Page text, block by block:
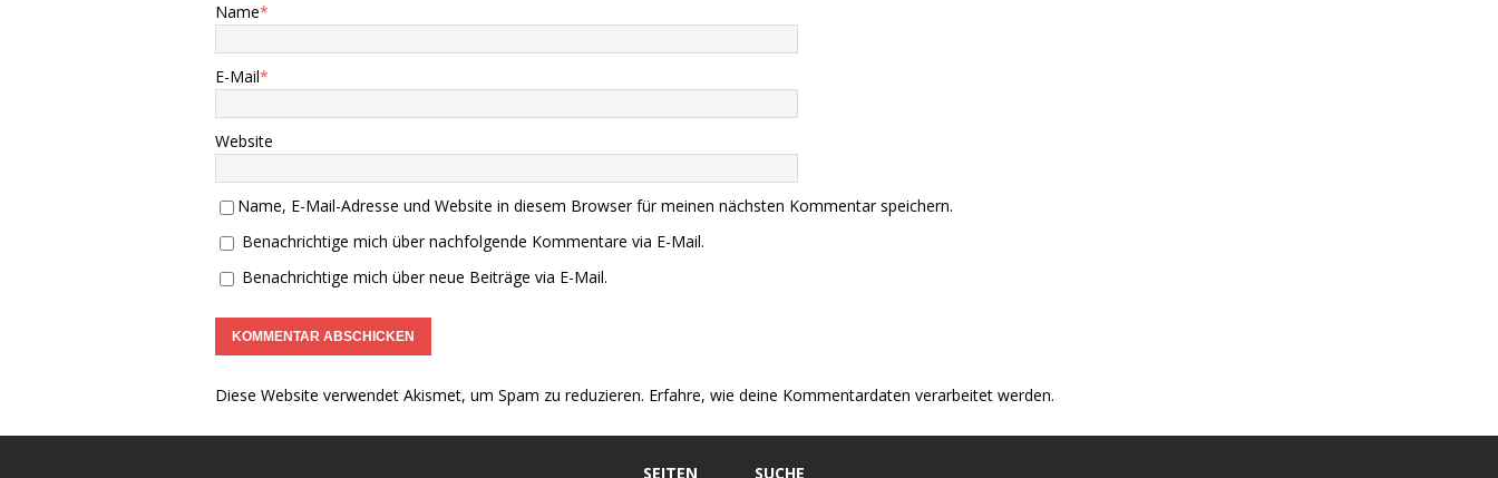
Name*
E-Mail*
Website
Name, E-Mail-Adresse und Website in diesem Browser für meinen nächsten Kommentar speichern.
Benachrichtige mich über nachfolgende Kommentare via E-Mail.
Benachrichtige mich über neue Beiträge via E-Mail.
Diese Website verwendet Akismet, um Spam zu reduzieren. Erfahre, wie deine Kommentardaten verarbeitet werden.
SEITEN SUCHE